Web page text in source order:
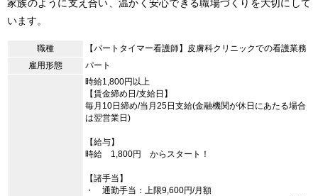
家族のように支え合い、温かく安心できる職場づくりを大切にして
います。
職種
【パートタイマー看護師】皮膚科クリニックでの看護業務
雇用形態
パート
時給1,800円以上
【賃金締め日/支給日】
毎月10日締め/当月25日支給(金融機関が休日にあたる場合
は翌営業日)
【給与】
時給 1,800円 からスタート！
【諸手当】
・ 通勤手当：上限9,600円/月額